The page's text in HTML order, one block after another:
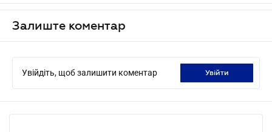
Залиште коментар
Увійдіть, щоб залишити коментар увійти